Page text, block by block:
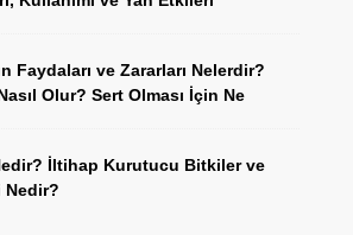
Faydaları ve Zararları Nelerdir?
Nasıl Olur? Sert Olması İçin Ne
İltihap Kurutucu Bitkiler ve
Nedir?